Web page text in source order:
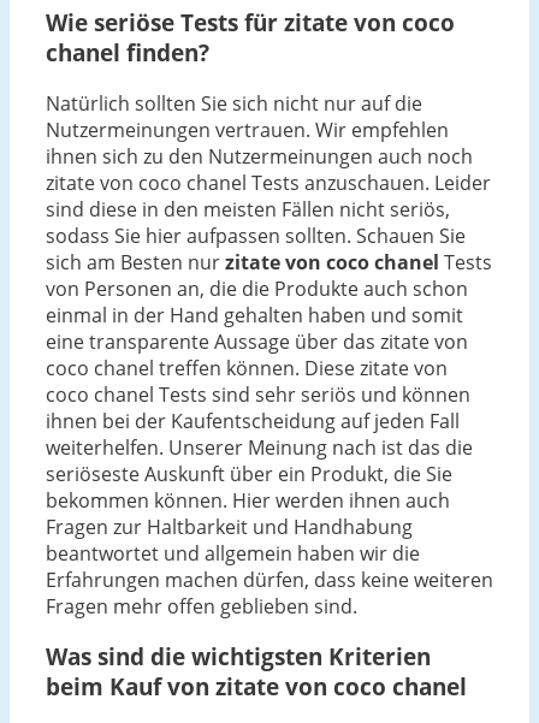
Wie seriöse Tests für zitate von coco
chanel finden?
Natürlich sollten Sie sich nicht nur auf die
Nutzermeinungen vertrauen. Wir empfehlen
ihnen sich zu den Nutzermeinungen auch noch
zitate von coco chanel Tests anzuschauen. Leider
sind diese in den meisten Fällen nicht seriös,
sodass Sie hier aufpassen sollten. Schauen Sie
sich am Besten nurzitate von coco chanel Tests
von Personen an, die die Produkte auch schon
einmal in der Hand gehalten haben und somit
eine transparente Aussage über das zitate von
coco chanel treffen können. Diese zitate von
coco chanel Tests sind sehr seriös und können
ihnen bei der Kaufentscheidung auf jeden Fall
weiterhelfen. Unserer Meinung nach ist das die
seriöseste Auskunft über ein Produkt, die Sie
bekommen können. Hier werden ihnen auch
Fragen zur Haltbarkeit und Handhabung
beantwortet und allgemein haben wir die
Erfahrungen machen dürfen, dass keine weiteren
Fragen mehr offen geblieben sind.
Was sind die wichtigsten Kriterien
beim Kauf von zitate von coco chanel